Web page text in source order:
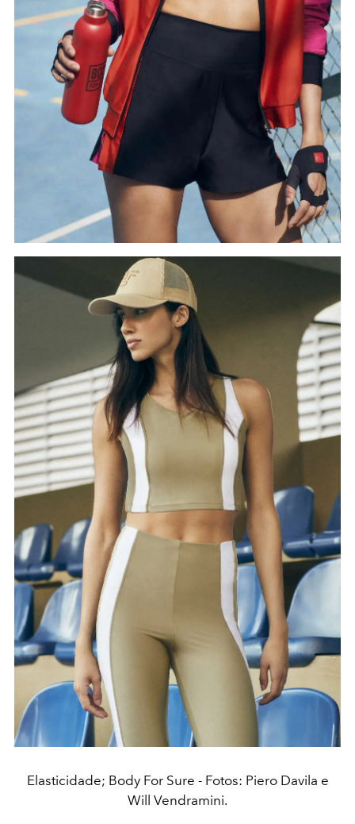
Elasticidade; Body For Sure - Fotos: Piero Davila e
Will Vendramini.